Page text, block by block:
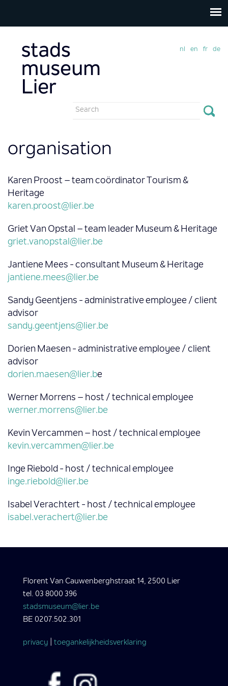
Search
nl en fr de
organisation
Karen Proost – team coördinator Tourism &
Heritage
karen.proost@lier.be
Griet Van Opstal – team leader Museum & Heritage
griet.vanopstal@lier.be
Jantiene Mees - consultant Museum & Heritage
jantiene.mees@lier.be
Sandy Geentjens - administrative employee / client
advisor
sandy.geentjens@lier.be
Dorien Maesen - administrative employee / client
advisor
dorien.maesen@lier.be
Werner Morrens – host / technical employee
werner.morrens@lier.be
Kevin Vercammen – host / technical employee
kevin.vercammen@lier.be
Inge Riebold - host / technical employee
inge.riebold@lier.be
Isabel Verachtert - host / technical employee
isabel.verachert@lier.be
Florent Van Cauwenberghstraat 14, 2500 Lier
tel. 03 8000 396
stadsmuseum@lier.be
BE 0207.502.301
privacy toegankelijkheidsverklaring